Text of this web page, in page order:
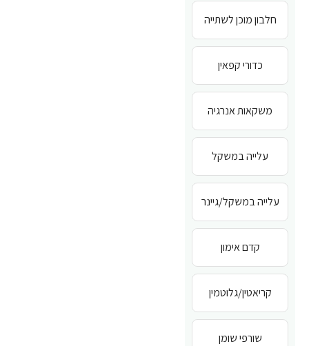
חלבון מוכן לשתייה
כדורי קפאין
משקאות אנרגיה
עלייה במשקל
עלייה במשקל/גיינר
קדם אימון
קריאטין/גלוטמין
שורפי שומן